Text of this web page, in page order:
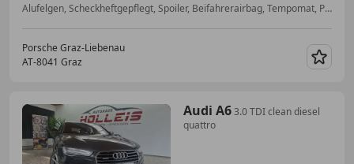
Alufelgen, Scheckheftgepflegt, Spoiler, Beifahrerairbag, Tempomat, Pannenkit, Lederlenkrad, Regensensor
Porsche Graz-Liebenau
AT-8041 Graz
Audi A63.0 TDI clean diesel
quattro